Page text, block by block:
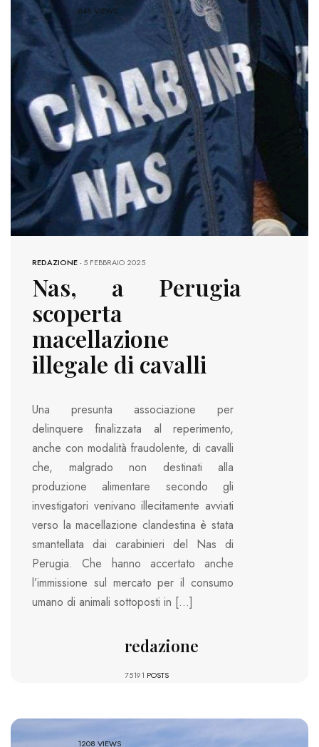
848 VIEWS
REDAZIONE-5 FEBBRAIO 2025
Nas, a Perugia
scoperta
macellazione
illegale di cavalli
Una presunta associazione per
delinquere finalizzata al reperimento,
anche con modalità fraudolente, di cavalli
che, malgrado non destinati alla
produzione alimentare secondo gli
investigatori venivano illecitamente avviati
verso la macellazione clandestina è stata
smantellata dai carabinieri del Nas di
Perugia. Che hanno accertato anche
l’immissione sul mercato per il consumo
umano di animali sottoposti in […]
redazione
75191 POSTS
1208 VIEWS